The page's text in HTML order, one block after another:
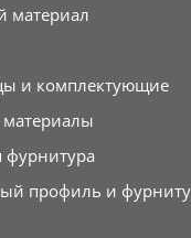
материал
и комплектующие
профиль и